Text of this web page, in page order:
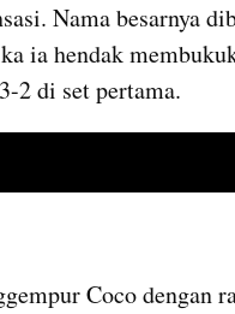
Nama besarnya
ia hendak
2 di set pertama.
Coco dengan